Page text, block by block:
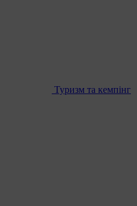
Туризм та кемпінг